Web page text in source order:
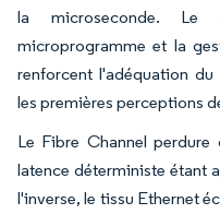
la microseconde.
microprogramme et la
renforcent l'adéquation
les premières perceptions
Le Fibre Channel perdure
latence déterministe étant
l'inverse, le tissu Ethernet